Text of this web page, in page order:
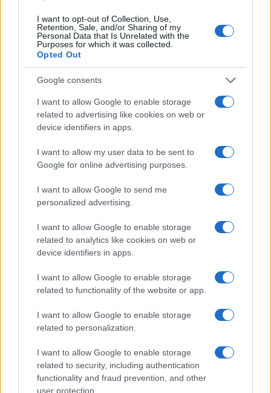
I want to opt-out of Collection, Use,
Retention, Sale, and/or Sharing of my
Personal Data that Is Unrelated with the
Purposes for which it was collected.
Opted Out
Google consents
I want to allow Google to enable storage
related to advertising like cookies on web or
device identifiers in apps.
I want to allow my user data to be sent to
Google for online advertising purposes.
I want to allow Google to send me
personalized advertising.
I want to allow Google to enable storage
related to analytics like cookies on web or
device identifiers in apps.
I want to allow Google to enable storage
related to functionality of the website or app.
I want to allow Google to enable storage
related to personalization.
I want to allow Google to enable storage
related to security, including authentication
functionality and fraud prevention, and other
user protection.
Multe ai genitori per i colloqui saltati: la decisione di
Bolzano
BREAKING NEWS
Lavoro digitale: il governo introduce nuove regole per
proteggere i lavoratori delle piattaforme
Andrea Innocenti · 3 Ago 2026